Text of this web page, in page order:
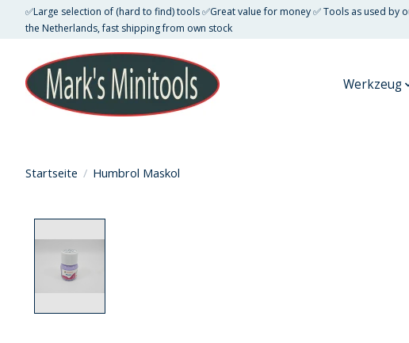
✅Large selection of (hard to find) tools ✅Great value for money ✅ Tools as used by
the Netherlands, fast shipping from own stock
Werkzeug
Startseite / Humbrol Maskol